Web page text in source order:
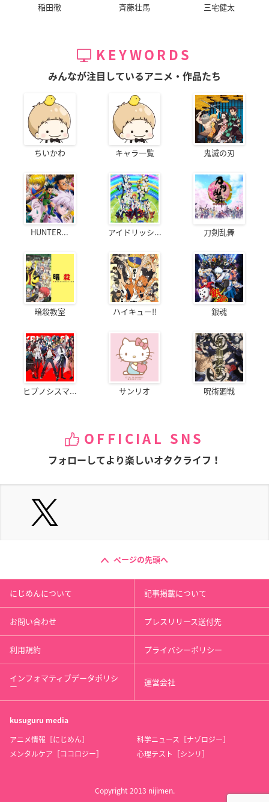
稲田徹 斉藤壮馬 三宅健太
KEYWORDS
みんなが注目しているアニメ・作品たち
ちいかわ キャラ一覧 鬼滅の刃
HUNTER... アイドリッシ... 刀剣乱舞
暗殺教室 ハイキュー!! 銀魂
ヒプノシスマ... サンリオ 呪術廻戦
OFFICIAL SNS
フォローしてより楽しいオタクライフ！
ページの先頭へ
にじめんについて 記事掲載について
お問い合わせ プレスリリース送付先
利用規約 プライバシーポリシー
インフォマティブデータポリシ
ー 運営会社
kusuguru media
アニメ情報［にじめん］
科学ニュース［ナゾロジー］
メンタルケア［ココロジー］
心理テスト［シンリ］
Copyright 2013 nijimen.